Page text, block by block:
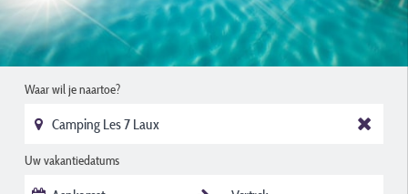
Waar wil je naartoe?
Uw vakantiedatums